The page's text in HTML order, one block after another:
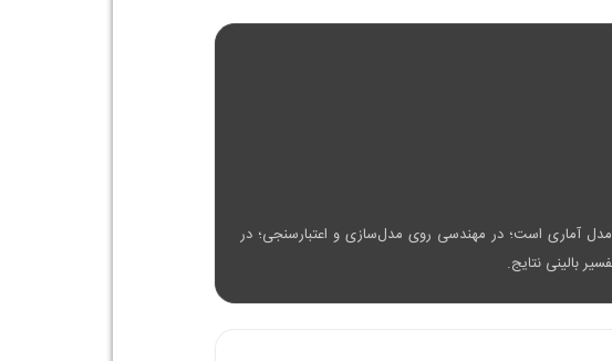
مدل آماری است؛ در مهندسی روی مدل‌سازی و اعتبارسنجی؛ در
بالینی نتایج.